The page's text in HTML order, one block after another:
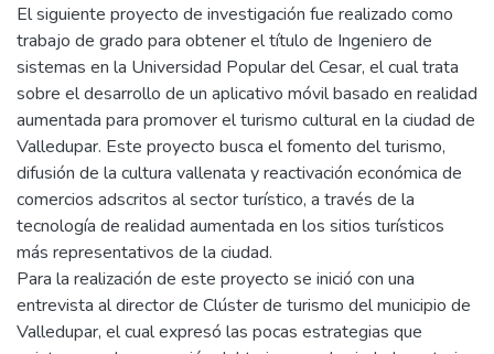
El siguiente proyecto de investigación fue realizado como
trabajo de grado para obtener el título de Ingeniero de
sistemas en la Universidad Popular del Cesar, el cual trata
sobre el desarrollo de un aplicativo móvil basado en realidad
aumentada para promover el turismo cultural en la ciudad de
Valledupar. Este proyecto busca el fomento del turismo,
difusión de la cultura vallenata y reactivación económica de
comercios adscritos al sector turístico, a través de la
tecnología de realidad aumentada en los sitios turísticos
más representativos de la ciudad.
Para la realización de este proyecto se inició con una
entrevista al director de Clúster de turismo del municipio de
Valledupar, el cual expresó las pocas estrategias que